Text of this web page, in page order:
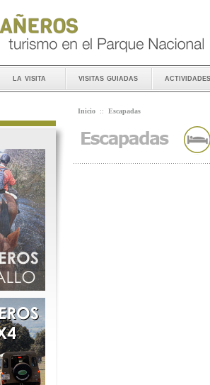
la visita visitas guiadas actividades
Inicio :: Escapadas